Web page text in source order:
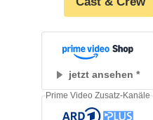
jetzt ansehen
Prime Video Zusatz-Kanäle